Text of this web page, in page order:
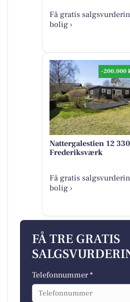
Få gratis
bolig ›
-200.000
Nattergalestien 12
Frederiksværk
Få gratis
bolig ›
FÅ TRE GRATIS
Telefonnummer *